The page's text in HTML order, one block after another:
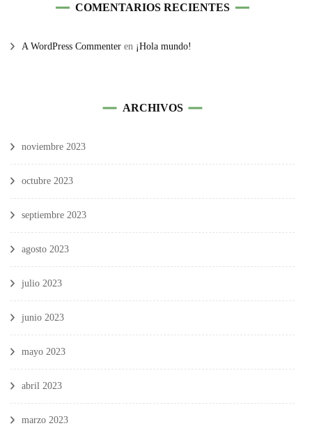
COMENTARIOS RECIENTES
A WordPress Commenter en ¡Hola mundo!
ARCHIVOS
noviembre 2023
octubre 2023
septiembre 2023
agosto 2023
julio 2023
junio 2023
mayo 2023
abril 2023
marzo 2023